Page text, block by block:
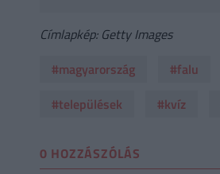
Címlapkép: Getty Images
#magyarország
#falu
#települések
#kvíz
0 HOZZÁSZÓLÁS